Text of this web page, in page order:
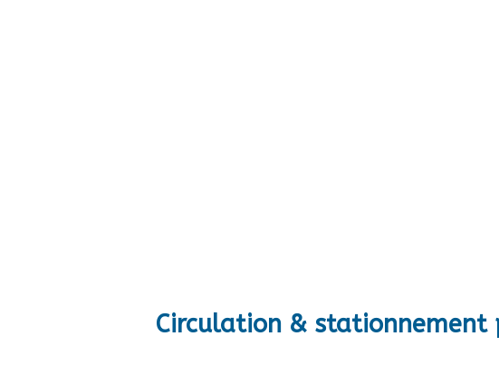
Circulation & stationnement